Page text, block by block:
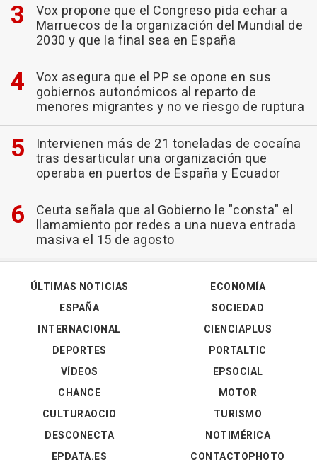
Vox propone que el Congreso pida echar a
Marruecos de la organización del Mundial de
2030 y que la final sea en España
Vox asegura que el PP se opone en sus
gobiernos autonómicos al reparto de
menores migrantes y no ve riesgo de ruptura
Intervienen más de 21 toneladas de cocaína
tras desarticular una organización que
operaba en puertos de España y Ecuador
Ceuta señala que al Gobierno le "consta" el
llamamiento por redes a una nueva entrada
masiva el 15 de agosto
ÚLTIMAS NOTICIAS
ESPAÑA
INTERNACIONAL
DEPORTES
VÍDEOS
ECONOMÍA
SOCIEDAD
CIENCIAPLUS
PORTALTIC
EPSOCIAL
CHANCE
CULTURAOCIO
DESCONECTA
EPDATA.ES
MOTOR
TURISMO
NOTIMÉRICA
CONTACTOPHOTO